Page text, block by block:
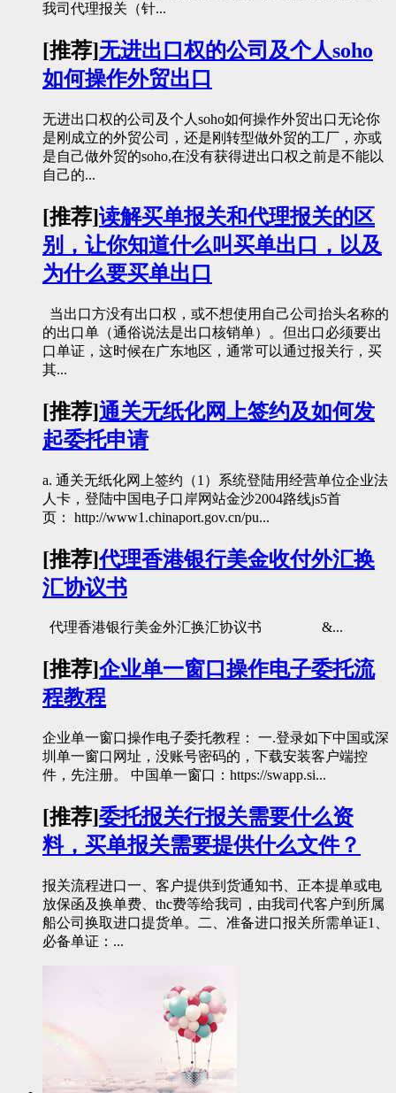
我司代理报关（针...
[推荐]无进出口权的公司及个人soho
如何操作外贸出口
无进出口权的公司及个人soho如何操作外贸出口无论你
是刚成立的外贸公司，还是刚转型做外贸的工厂，亦或
是自己做外贸的soho,在没有获得进出口权之前是不能以
自己的...
[推荐]读解买单报关和代理报关的区
别，让你知道什么叫买单出口，以及
为什么要买单出口
当出口方没有出口权，或不想使用自己公司抬头名称的
的出口单（通俗说法是出口核销单）。但出口必须要出
口单证，这时候在广东地区，通常可以通过报关行，买
其...
[推荐]通关无纸化网上签约及如何发
起委托申请
a. 通关无纸化网上签约（1）系统登陆用经营单位企业法
人卡，登陆中国电子口岸网站金沙2004路线js5首
页： http://www1.chinaport.gov.cn/pu...
[推荐]代理香港银行美金收付外汇换
汇协议书
代理香港银行美金外汇换汇协议书 &...
[推荐]企业单一窗口操作电子委托流
程教程
企业单一窗口操作电子委托教程： 一.登录如下中国或深
圳单一窗口网址，没账号密码的，下载安装客户端控
件，先注册。 中国单一窗口：https://swapp.si...
[推荐]委托报关行报关需要什么资
料，买单报关需要提供什么文件？
报关流程进口一、客户提供到货通知书、正本提单或电
放保函及换单费、thc费等给我司，由我司代客户到所属
船公司换取进口提货单。二、准备进口报关所需单证1、
必备单证：...